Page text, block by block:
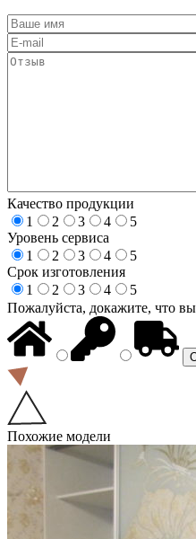
Качество продукции
1
2 3 4
5
Уровень сервиса
1
2 3 4
5
Срок изготовления
1
2 3 4
5
Пожалуйста, докажите, что
Похожие модели